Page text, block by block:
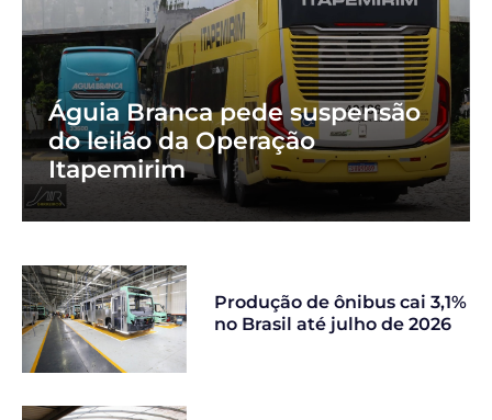
Águia Branca pede suspensão
do leilão da Operação
Itapemirim
Produção de ônibus cai 3,1%
no Brasil até julho de 2026